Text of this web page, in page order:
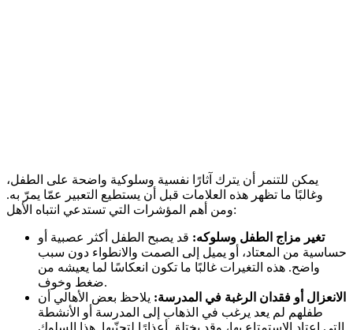
يمكن للتنمر أن يترك آثارًا نفسية وسلوكية واضحة على الطفل،
وغالبًا ما تظهر هذه العلامات قبل أن يستطيع التعبير عمّا يمرّ به.
ومن أهم المؤشرات التي تستدعي انتباه الأهل:
تغير مزاج الطفل وسلوكه: قد يصبح الطفل أكثر عصبية أو
حساسية من المعتاد، أو يميل إلى الصمت والانطواء دون سبب
واضح. هذه التغيرات غالبًا ما تكون انعكاسًا لما يعيشه من
ضغط وخوف.
الانعزال أو فقدان الرغبة في المدرسة: يلاحظ بعض الأهالي أن
طفلهم لم يعد يرغب في الذهاب إلى المدرسة أو الأنشطة
التي اعتاد الاستمتاع بها، وقد يختلق أعذارًا لتجنّبها. هذا السلوك